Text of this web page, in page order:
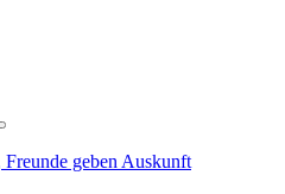
geben Auskunft